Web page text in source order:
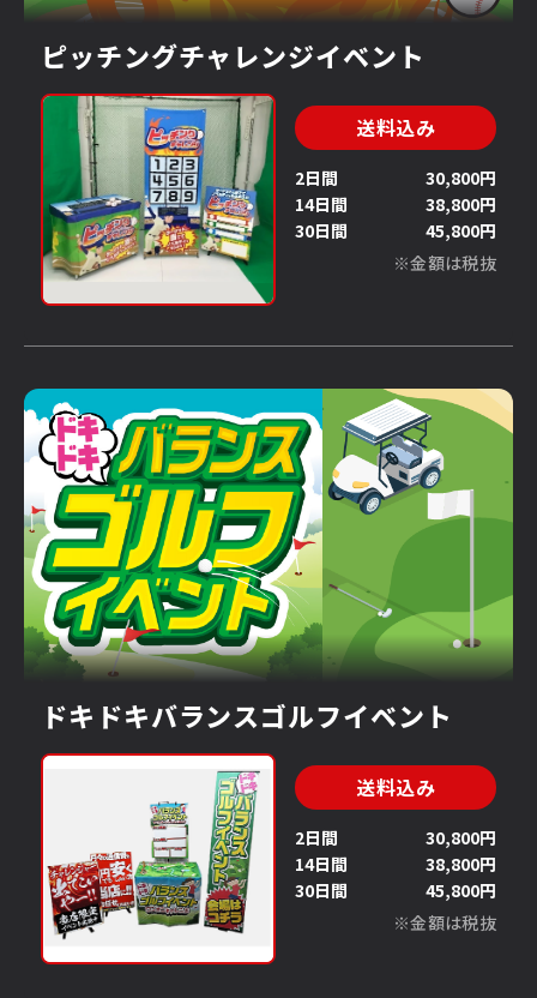
ピッチングチャレンジイベント
送料込み
2日間
30,800円
14日間
38,800円
30日間
45,800円
※金額は税抜
ドキドキバランスゴルフイベント
送料込み
2日間
30,800円
14日間
38,800円
30日間
45,800円
※金額は税抜